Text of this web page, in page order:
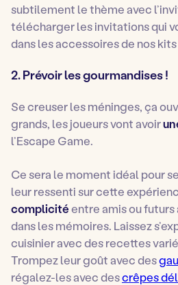
subtilement le thème avec
télécharger les invitations qui
dans les accessoires de nos kits
2. Prévoir les gourmandises !
Se creuser les méninges, ça
grands, les joueurs vont avoir
l’Escape Game.
Ce sera le moment idéal pour
leur ressenti sur cette
complicitéentre amis ou
dans les mémoires. Laissez
cuisinier avec des recettes
Trompez leur goût avec des
régalez-les avec descrêpes